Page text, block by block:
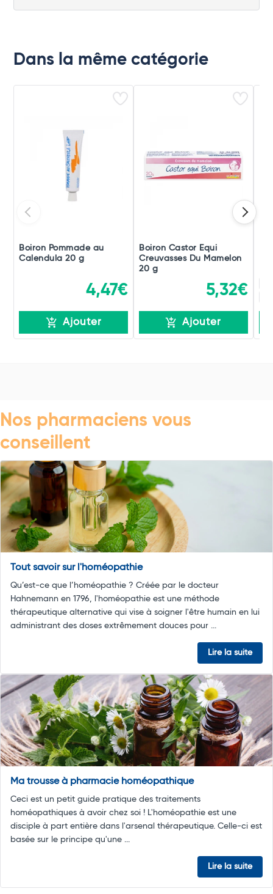
Dans la même catégorie
Boiron Pommade au
Calendula 20 g
4,47€
Ajouter
Boiron Castor Equi
Creuvasses Du Mamelon
20 g
5,32€
Ajouter
Nos pharmaciens vous
conseillent
Tout savoir sur l'homéopathie
Qu’est-ce que l’homéopathie ? Créée par le docteur
Hahnemann en 1796, l'homéopathie est une méthode
thérapeutique alternative qui vise à soigner l'être humain en lui
administrant des doses extrêmement douces pour ...
Lire la suite
Ma trousse à pharmacie homéopathique
Ceci est un petit guide pratique des traitements
homéopathiques à avoir chez soi ! L'homéopathie est une
disciple à part entière dans l'arsenal thérapeutique. Celle-ci est
basée sur le principe qu'une ...
Lire la suite